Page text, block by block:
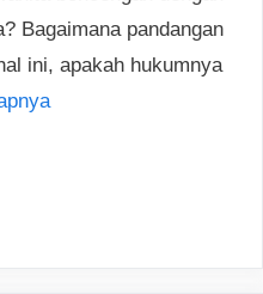
Bagaimana pandangan
ini, apakah hukumnya